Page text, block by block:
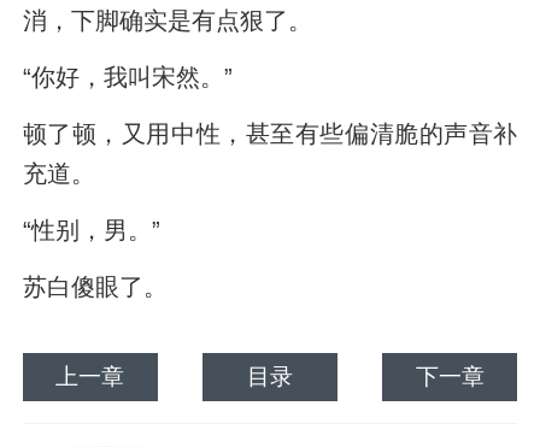
消，下脚确实是有点狠了。
“你好，我叫宋然。”
顿了顿，又用中性，甚至有些偏清脆的声音补
充道。
“性别，男。”
苏白傻眼了。
上一章 目录 下一章